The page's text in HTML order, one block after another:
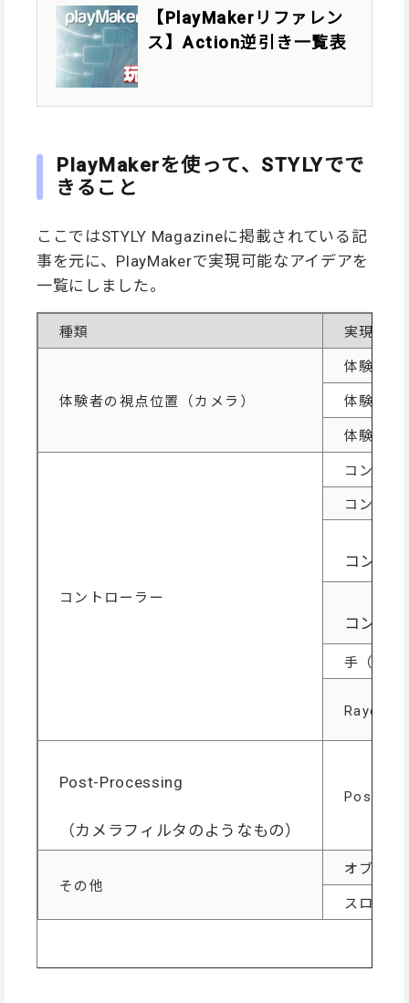
【PlayMakerリファレン
ス】Action逆引き一覧表
PlayMakerを使って、STYLYでで
きること
ここではSTYLY Magazineに掲載されている記
事を元に、PlayMakerで実現可能なアイデアを
一覧にしました。
種類 実現可能
体験者の視点位置（カメラ）
体験者が
体験者を
体験者を
コントローラー
コント
コント
コント
コント
手（コン
Raycast
Post-Processing
（カメラフィルタのようなもの）
Post-
その他
オブジェ
スローモ